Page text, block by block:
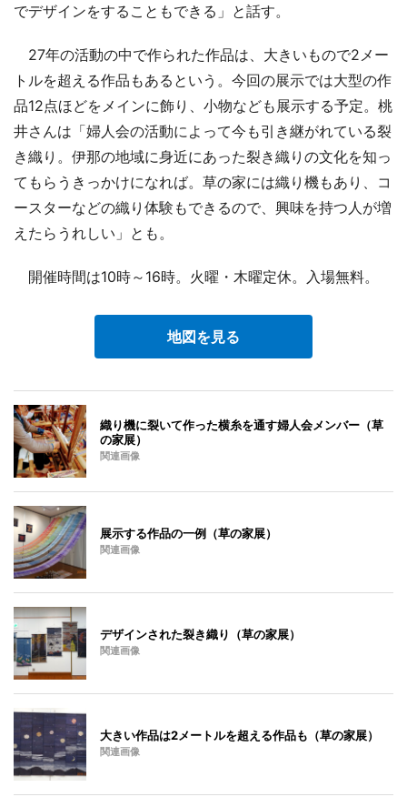
でデザインをすることもできる」と話す。
27年の活動の中で作られた作品は、大きいもので2メー
トルを超える作品もあるという。今回の展示では大型の作
品12点ほどをメインに飾り、小物なども展示する予定。桃
井さんは「婦人会の活動によって今も引き継がれている裂
き織り。伊那の地域に身近にあった裂き織りの文化を知っ
てもらうきっかけになれば。草の家には織り機もあり、コ
ースターなどの織り体験もできるので、興味を持つ人が増
えたらうれしい」とも。
開催時間は10時～16時。火曜・木曜定休。入場無料。
地図を見る
織り機に裂いて作った横糸を通す婦人会メンバー（草
の家展）
関連画像
展示する作品の一例（草の家展）
関連画像
デザインされた裂き織り（草の家展）
関連画像
大きい作品は2メートルを超える作品も（草の家展）
関連画像